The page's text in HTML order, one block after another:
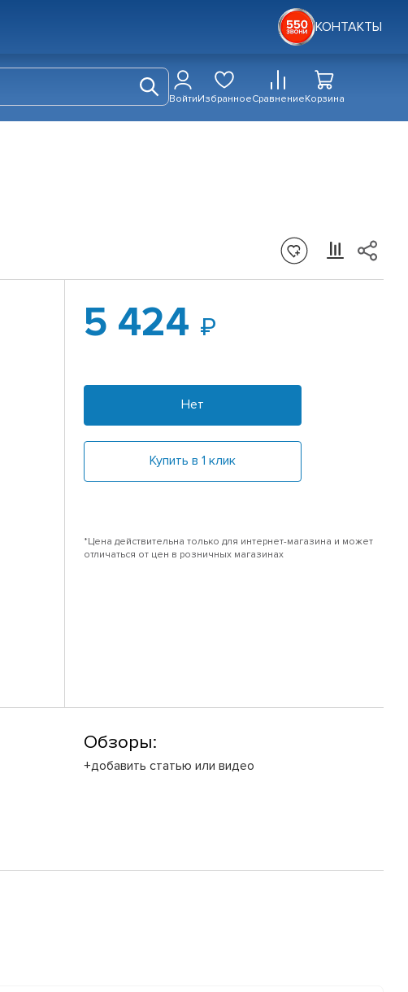
КОНТАКТЫ
ВойтиИзбранноеСравнениеКорзина
5 424
Нет
Купить в 1 клик
*Цена действительна только для интернет-магазина и может
отличаться от цен в розничных магазинах
Обзоры:
+добавить статью или видео